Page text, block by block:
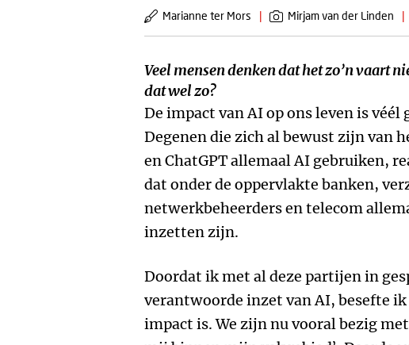
Marianne ter Mors | Mirjam van der Linden |
Veel mensen denken dat het zo’n vaart
dat wel zo?
De impact van AI op ons leven is véél
Degenen die zich al bewust zijn van
en ChatGPT allemaal AI gebruiken,
dat onder de oppervlakte banken,
netwerkbeheerders en telecom
inzetten zijn.
Doordat ik met al deze partijen in
verantwoorde inzet van AI, besefte ik
impact is. We zijn nu vooral bezig